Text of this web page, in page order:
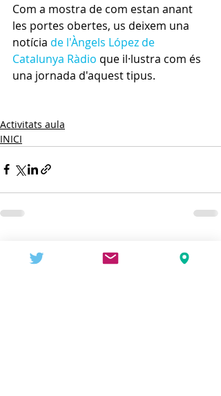
Com a mostra de com estan anant
les portes obertes, us deixem una
notícia de l'Àngels López de
Catalunya Ràdio que il·lustra com és
una jornada d'aquest tipus.
Activitats aula
INICI
Entradas recientes